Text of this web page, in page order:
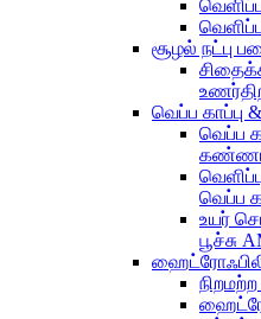
சூழல் நட்பு
வெப்ப காப்பு &
வெப்ப
வெப்ப
உயர்
பூச்சு